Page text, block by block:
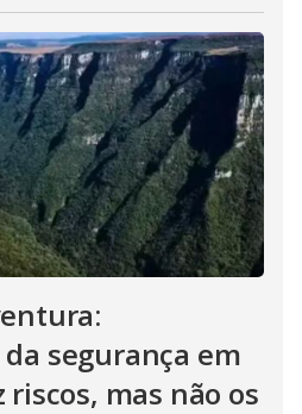
segurança em
mas não os